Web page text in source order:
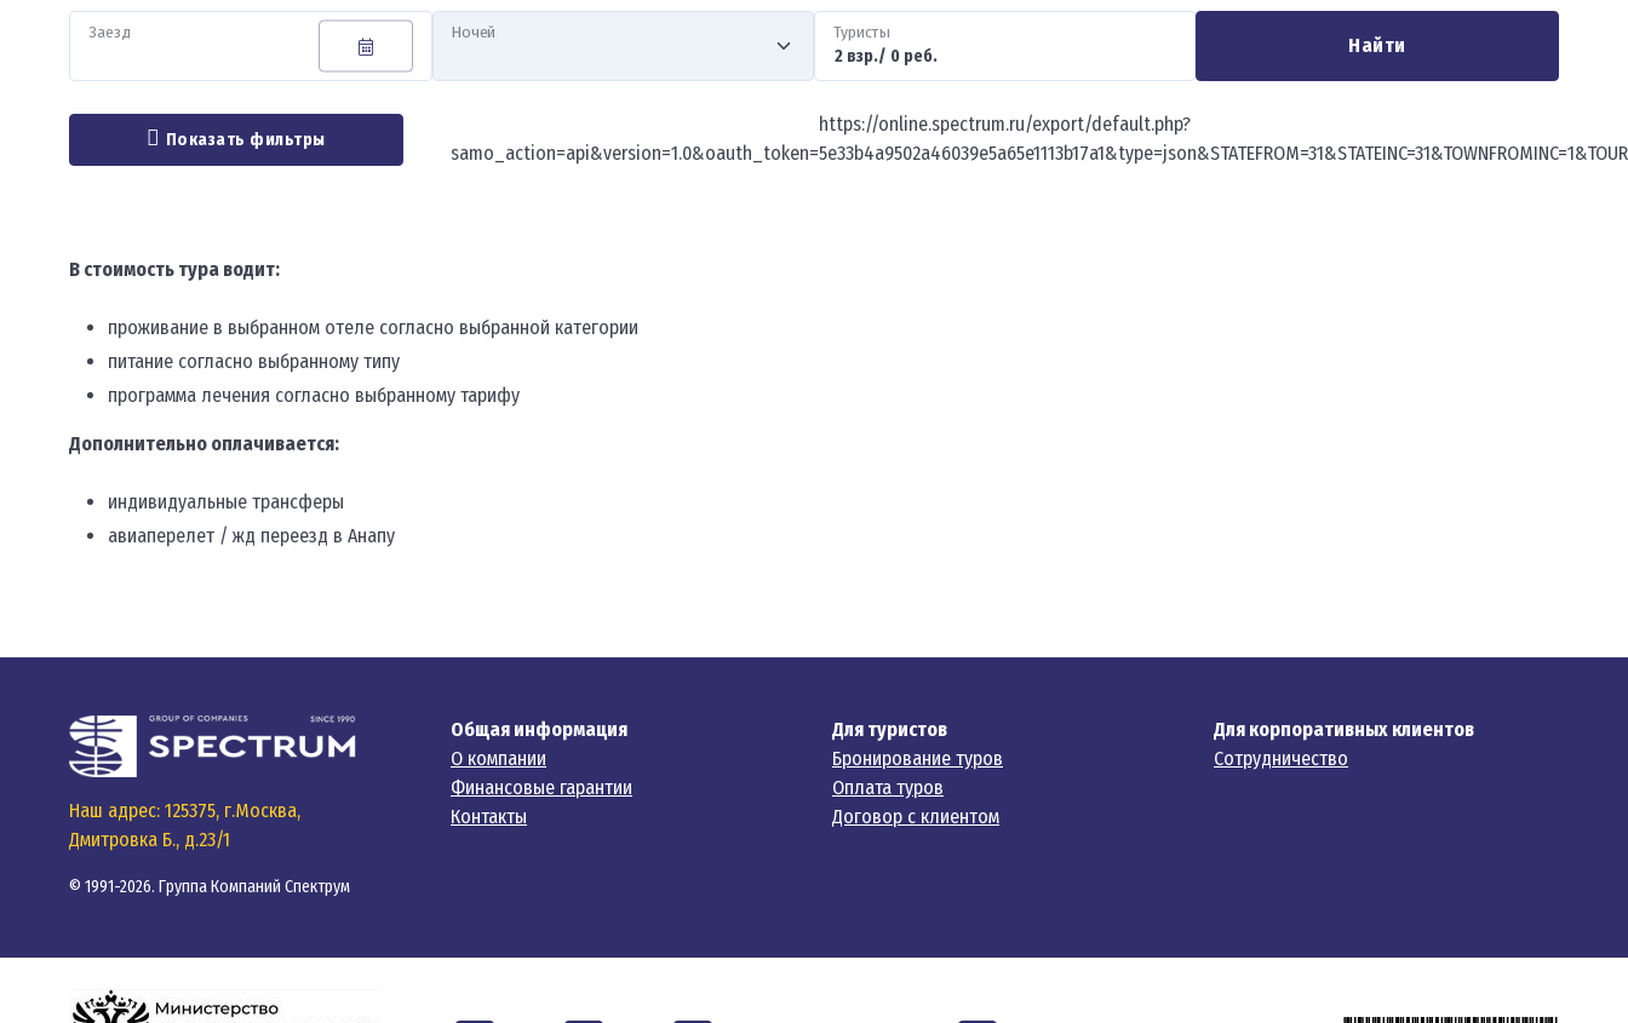
Заезд Ночей Туристы
Найти
Показать фильтры
https://online.spectrum.ru/export/default.php?
В стоимость тура водит:
проживание в выбранном отеле согласно выбранной категории
питание согласно выбранному типу
программа лечения согласно выбранному тарифу
Дополнительно оплачивается:
индивидуальные трансферы
авиаперелет / жд переезд в Анапу
Наш адрес: 125375, г.Москва,
Дмитровка Б., д.23/1
© 1991-2026. Группа Компаний Спектрум
Общая информация
О компании
Финансовые гарантии
Контакты
Для туристов
Бронирование туров
Оплата туров
Договор с клиентом
Для корпоративных клиентов
Сотрудничество